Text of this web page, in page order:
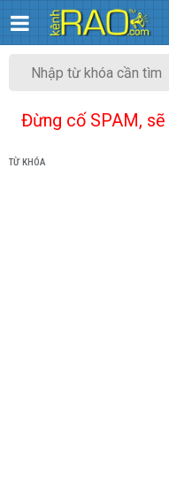
Đừng cố SPAM,
TỪ KHÓA